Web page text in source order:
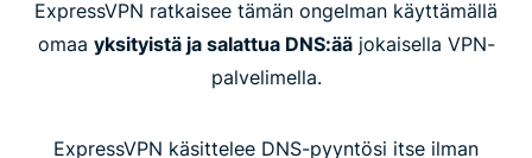
ExpressVPN ratkaisee tämän ongelman käyttämällä
omaa yksityistä ja salattua DNS:ääjokaisella VPN-
palvelimella.
ExpressVPN käsittelee DNS-pyyntösi itse ilman